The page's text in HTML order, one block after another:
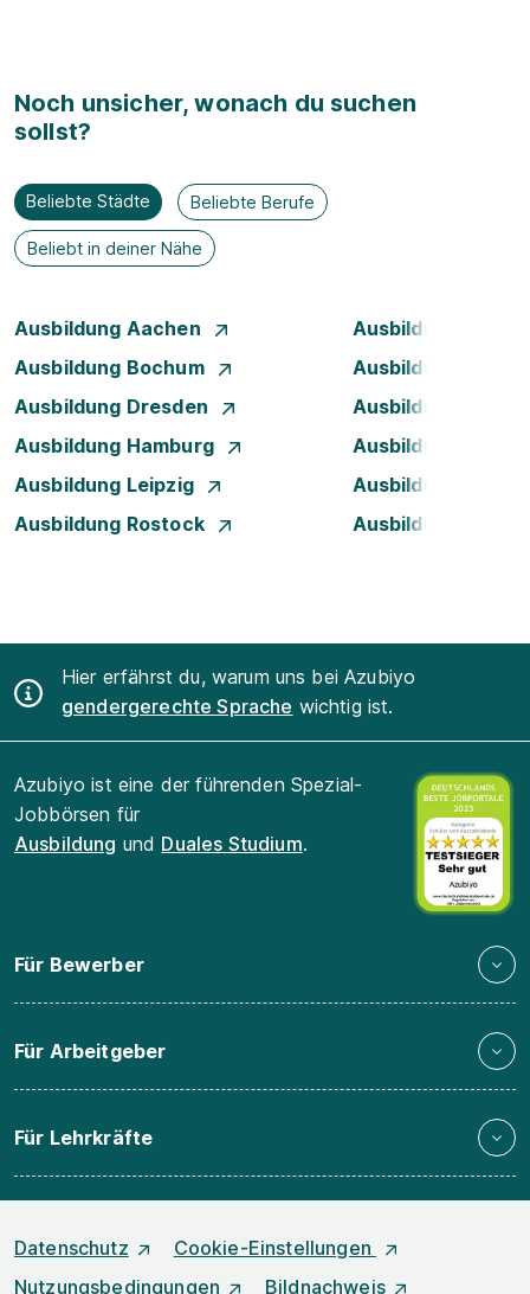
Noch unsicher, wonach du suchen
sollst?
Beliebte Städte Beliebte Berufe
Beliebt in deiner Nähe
Ausbildung Aachen
Ausbildung
Ausbildung Bochum
Ausbildung Bonn
Ausbildung Dresden
Ausbildung
Ausbildung Hamburg
Ausbildung
Ausbildung Leipzig
Ausbildung
Ausbildung Rostock
Ausbildung
Hier erfährst du, warum uns bei Azubiyo
gendergerechte Sprache wichtig ist.
Azubiyo ist eine der führenden Spezial-
Jobbörsen für
Ausbildung und Duales Studium.
Für Bewerber
Für Arbeitgeber
Für Lehrkräfte
Datenschutz
Cookie-Einstellungen
Nutzungsbedingungen
Bildnachweis